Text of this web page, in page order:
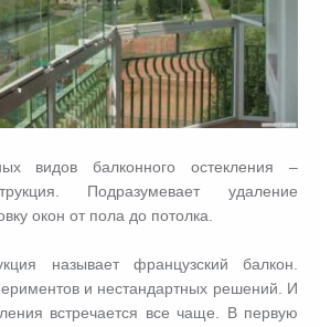
видов балконного остекления –
Подразумевает удаление
окон от пола до потолка.
называет французский балкон.
и нестандартных решений. И
встречается все чаще. В первую